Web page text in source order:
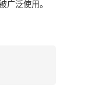
泛使用。